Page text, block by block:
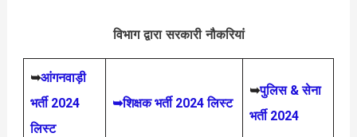
विभाग द्वारा सरकारी नौकरियां
➥आंगनवाड़ी
भर्ती 2024
लिस्ट
➥शिक्षक भर्ती 2024 लिस्ट
➥पुलिस & सेना
भर्ती 2024